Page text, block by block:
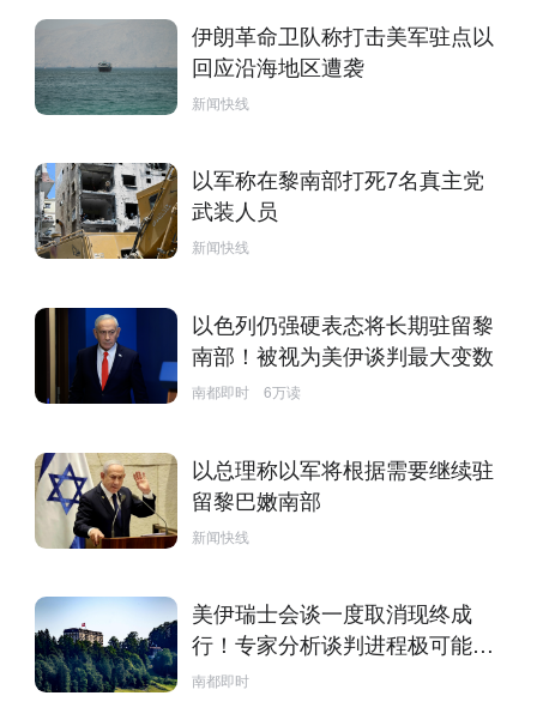
伊朗革命卫队称打击美军驻点以
回应沿海地区遭袭
新闻快线
以军称在黎南部打死7名真主党
武装人员
新闻快线
以色列仍强硬表态将长期驻留黎
南部！被视为美伊谈判最大变数
南都即时 6万读
以总理称以军将根据需要继续驻
留黎巴嫩南部
新闻快线
美伊瑞士会谈一度取消现终成
行！专家分析谈判进程极可能反
复
南都即时